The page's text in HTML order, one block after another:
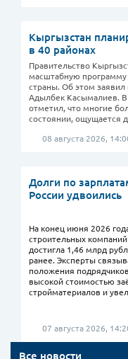
Все новости
Кыргызстан
в 40 районах
Правительство
масштабную программу
страны. Об этом заявил
Адылбек Касымалиев. В
отметил, что многие
состоянии, ощущается
08 августа 2026,
Долги по
России удвоились
На конец июня 2026
строительных
достигла 1,46 млрд
ранее. Эксперты
положения
высокой стоимостью
стройматериалов и
07 августа 2026,